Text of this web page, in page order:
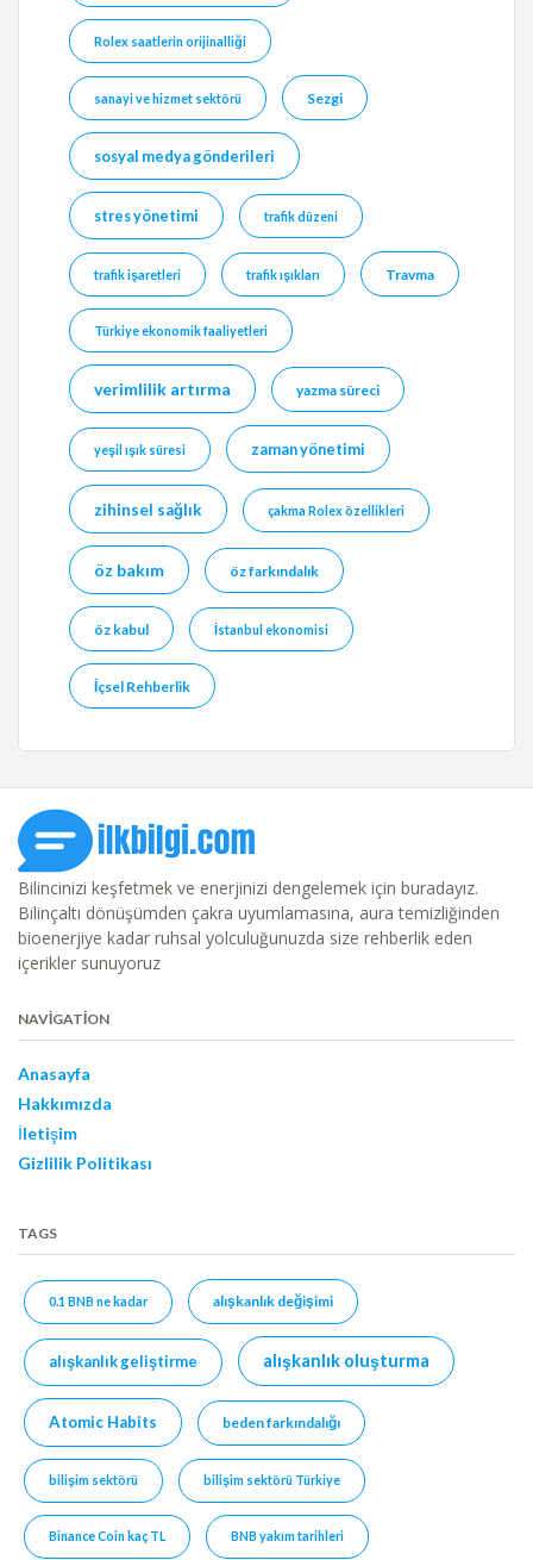
Rolex saatlerin orijinalliği
sanayi ve hizmet sektörü Sezgi
sosyal medya gönderileri
stres yönetimi trafik düzeni
trafik işaretleri trafik ışıkları Travma
Türkiye ekonomik faaliyetleri
verimlilik artırma yazma süreci
yeşil ışık süresi zaman yönetimi
zihinsel sağlık çakma Rolex özellikleri
öz bakım öz farkındalık
öz kabul İstanbul ekonomisi
İçsel Rehberlik
Bilincinizi keşfetmek ve enerjinizi dengelemek için buradayız.
Bilinçaltı dönüşümden çakra uyumlamasına, aura temizliğinden
bioenerjiye kadar ruhsal yolculuğunuzda size rehberlik eden
içerikler sunuyoruz
NAVIGATION
Anasayfa
Hakkımızda
İletişim
Gizlilik Politikası
TAGS
0.1 BNB ne kadar alışkanlık değişimi
alışkanlık geliştirme alışkanlık oluşturma
Atomic Habits beden farkındalığı
bilişim sektörü bilişim sektörü Türkiye
Binance Coin kaç TL BNB yakım tarihleri